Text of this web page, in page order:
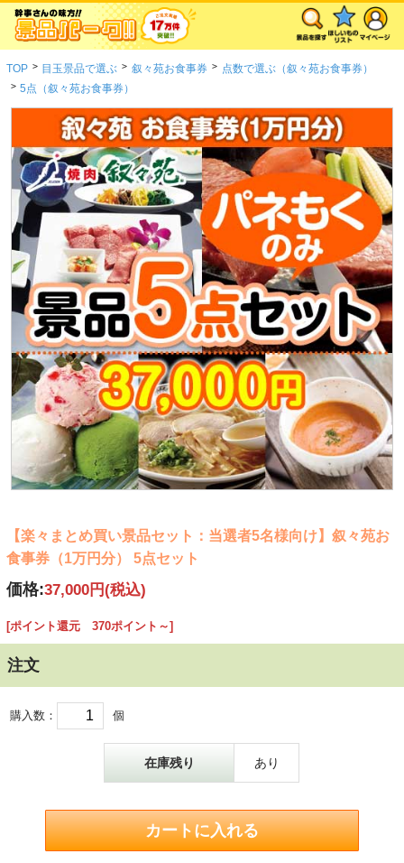
TOP > 目玉景品で選ぶ > 叙々苑お食事券 > 点数で選ぶ（叙々苑お食事券）
> 5点（叙々苑お食事券）
【楽々まとめ買い景品セット：当選者5名様向け】叙々苑お
食事券（1万円分） 5点セット
価格:37,000円(税込)
[ポイント還元 370ポイント～]
注文
購入数： 個
在庫残り あり